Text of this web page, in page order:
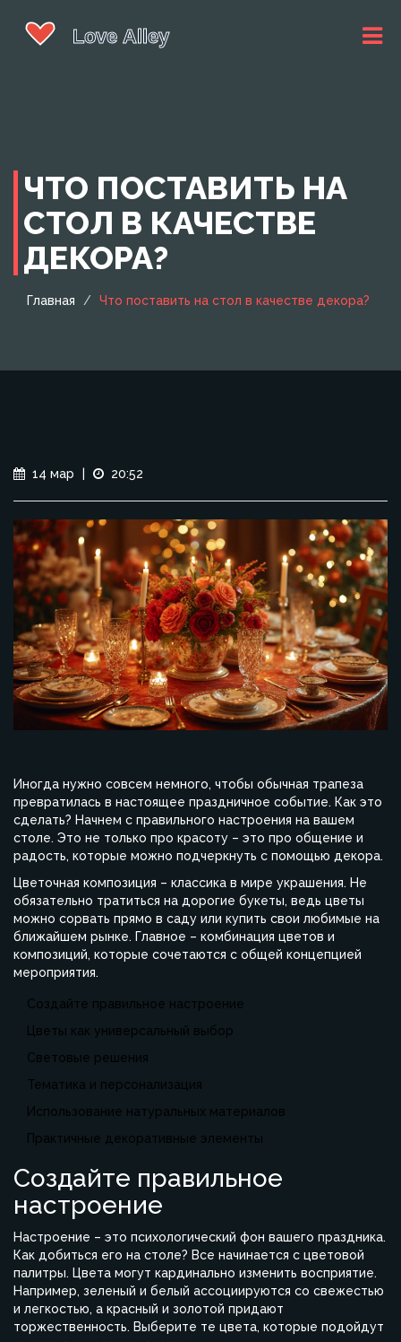
ЧТО ПОСТАВИТЬ НА
СТОЛ В КАЧЕСТВЕ
ДЕКОРА?
Главная Что поставить на стол в качестве декора?
14 мар 20:52
Иногда нужно совсем немного, чтобы обычная трапеза
превратилась в настоящее праздничное событие. Как это
сделать? Начнем с правильного настроения на вашем
столе. Это не только про красоту – это про общение и
радость, которые можно подчеркнуть с помощью декора.
Цветочная композиция – классика в мире украшения. Не
обязательно тратиться на дорогие букеты, ведь цветы
можно сорвать прямо в саду или купить свои любимые на
ближайшем рынке. Главное – комбинация цветов и
композиций, которые сочетаются с общей концепцией
мероприятия.
Создайте правильное настроение
Цветы как универсальный выбор
Световые решения
Тематика и персонализация
Использование натуральных материалов
Практичные декоративные элементы
Создайте правильное
настроение
Настроение – это психологический фон вашего праздника.
Как добиться его на столе? Все начинается с цветовой
палитры. Цвета могут кардинально изменить восприятие.
Например, зеленый и белый ассоциируются со свежестью
и легкостью, а красный и золотой придают
торжественность. Выберите те цвета, которые подойдут